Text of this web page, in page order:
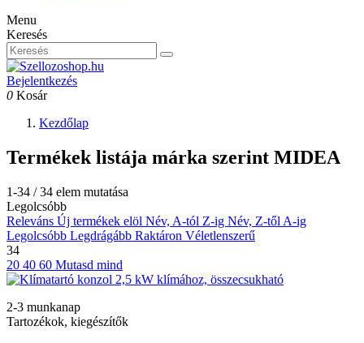
Menu
Keresés
Bejelentkezés
0 Kosár
Kezdőlap
Termékek listája márka szerint MIDEA
1-34 / 34 elem mutatása
Legolcsóbb
Releváns Új termékek elöl Név, A-tól Z-ig Név, Z-től A-ig
Legolcsóbb Legdrágább Raktáron Véletlenszerű
34
20 40 60 Mutasd mind
2-3 munkanap
Tartozékok, kiegészítők